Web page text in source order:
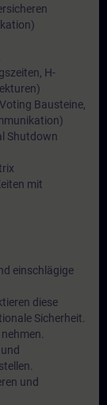
H-
Bausteine,
Shutdown
mit
einschlägige
diese
Sicherheit.
und